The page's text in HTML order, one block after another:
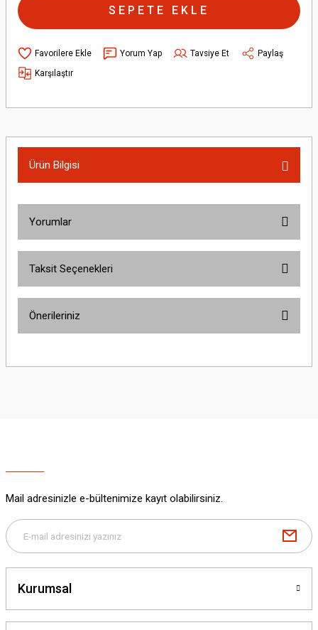
SEPETE EKLE
Yorum Yap Tavsiye Et
Paylaş
Karşılaştır
Ürün Bilgisi
Yorumlar
Taksit Seçenekleri
Önerileriniz
yetersiz gördüğünüz noktaları öneri formunu kullanarak tarafımıza
Bu ürüne benzer farklı alternatifler olmalı.
Mail adresinizle e-bültenimize kayıt olabilirsiniz.
Kurumsal